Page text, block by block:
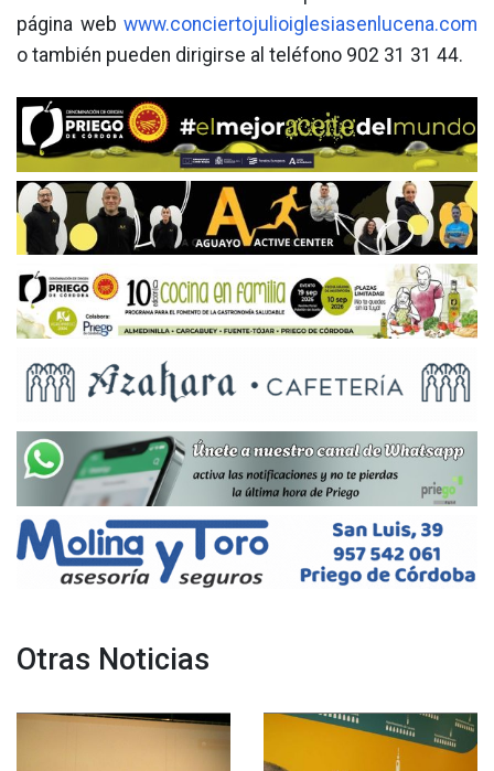
página web www.conciertojulioiglesiasenlucena.com
o también pueden dirigirse al teléfono 902 31 31 44.
Otras Noticias